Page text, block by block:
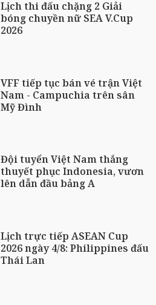
Lịch thi đấu chặng 2 Giải
bóng chuyền nữ SEA V.Cup
2026
VFF tiếp tục bán vé trận Việt
Nam - Campuchia trên sân
Mỹ Đình
Đội tuyển Việt Nam thắng
thuyết phục Indonesia, vươn
lên dẫn đầu bảng A
Lịch trực tiếp ASEAN Cup
2026 ngày 4/8: Philippines đấu
Thái Lan